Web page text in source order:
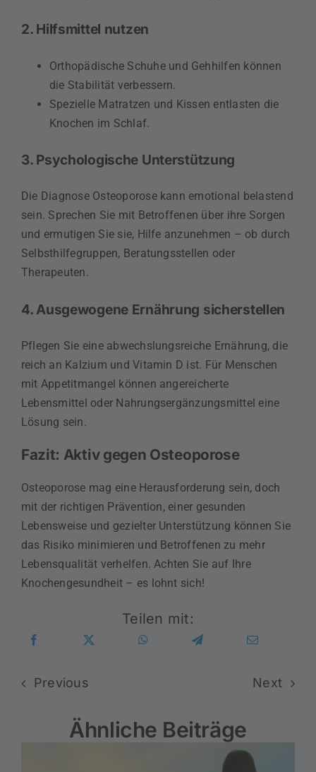
2. Hilfsmittel nutzen
Orthopädische Schuhe und Gehhilfen können
die Stabilität verbessern.
Spezielle Matratzen und Kissen entlasten die
Knochen im Schlaf.
3. Psychologische Unterstützung
Die Diagnose Osteoporose kann emotional belastend
sein. Sprechen Sie mit Betroffenen über ihre Sorgen
und ermutigen Sie sie, Hilfe anzunehmen – ob durch
Selbsthilfegruppen, Beratungsstellen oder
Therapeuten.
4. Ausgewogene Ernährung sicherstellen
Pflegen Sie eine abwechslungsreiche Ernährung, die
reich an Kalzium und Vitamin D ist. Für Menschen
mit Appetitmangel können angereicherte
Lebensmittel oder Nahrungsergänzungsmittel eine
Lösung sein.
Fazit: Aktiv gegen Osteoporose
Osteoporose mag eine Herausforderung sein, doch
mit der richtigen Prävention, einer gesunden
Lebensweise und gezielter Unterstützung können Sie
das Risiko minimieren und Betroffenen zu mehr
Lebensqualität verhelfen. Achten Sie auf Ihre
Knochengesundheit – es lohnt sich!
Teilen mit:
Previous Next
Ähnliche Beiträge